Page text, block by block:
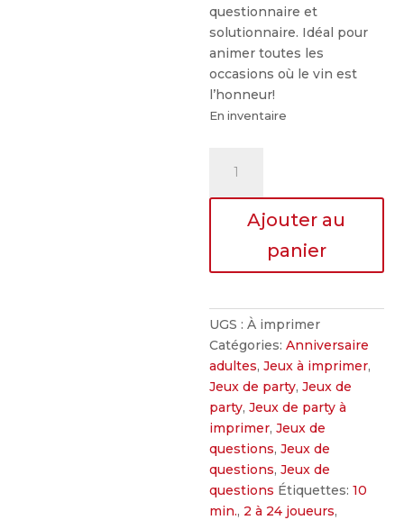
questionnaire et
solutionnaire. Idéal pour
animer toutes les
occasions où le vin est
l’honneur!
En inventaire
Connaissez-
Ajouter au
panier
UGS :À imprimer
Catégories:Anniversaire
adultes,Jeux à imprimer,
Jeux de party,Jeux de
party,Jeux de party à
imprimer,Jeux de
questions,Jeux de
questions,Jeux de
questions Étiquettes:10
min., 2 à 24 joueurs,